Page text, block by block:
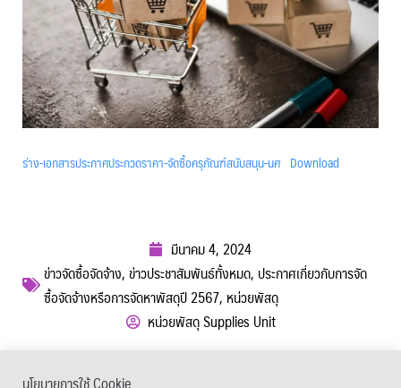
ร่าง-เอกสารประกาศประกวดราคา-จัดซื้อครุภัณฑ์สนับสนุน-นศ Download
มีนาคม 4, 2024
ข่าวจัดซื้อจัดจ้าง,ข่าวประชาสัมพันธ์ทั้งหมด, ประกาศเกี่ยวกับการจัด
ซื้อจัดจ้างหรือการจัดหาพัสดุปี 2567, หน่วยพัสดุ
หน่วยพัสดุ Supplies Unit
นโยบายการใช้ Cookie